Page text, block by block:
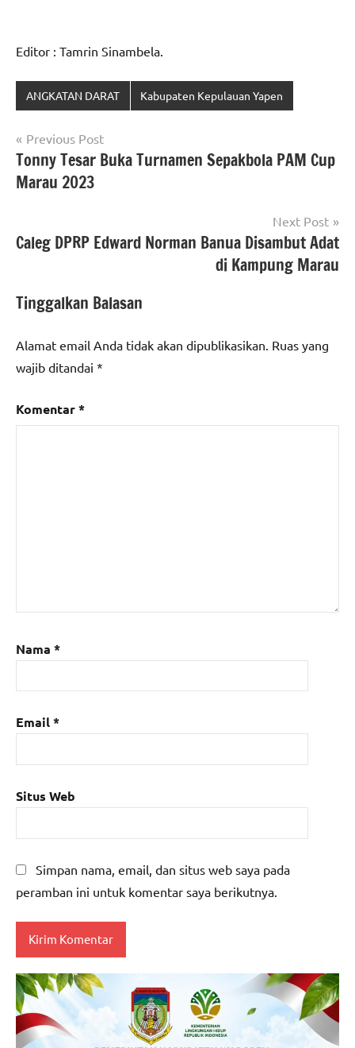
Editor : Tamrin Sinambela.
ANGKATAN DARAT Kabupaten Kepulauan Yapen
Navigasi
pos
Previous Post
Tonny Tesar Buka Turnamen Sepakbola PAM Cup
Marau 2023
Next Post
Caleg DPRP Edward Norman Banua Disambut Adat
di Kampung Marau
Tinggalkan Balasan
Alamat email Anda tidak akan dipublikasikan. Ruas yang
wajib ditandai *
Komentar*
Nama *
Email*
Situs Web
Simpan nama, email, dan situs web saya pada
peramban ini untuk komentar saya berikutnya.